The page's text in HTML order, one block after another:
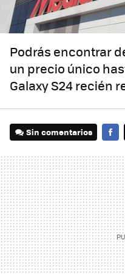
Podrás encontrar
un precio único
Galaxy S24 recién
Sin comentarios